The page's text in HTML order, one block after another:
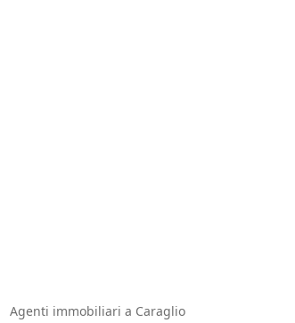
Agenti immobiliari a Caraglio